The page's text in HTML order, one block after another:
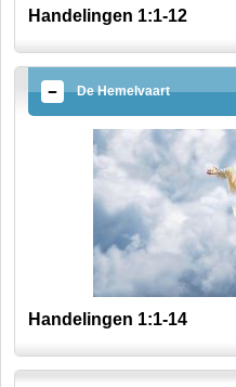
Handelingen 1:1-12
De Hemelvaart
Handelingen 1:1-14